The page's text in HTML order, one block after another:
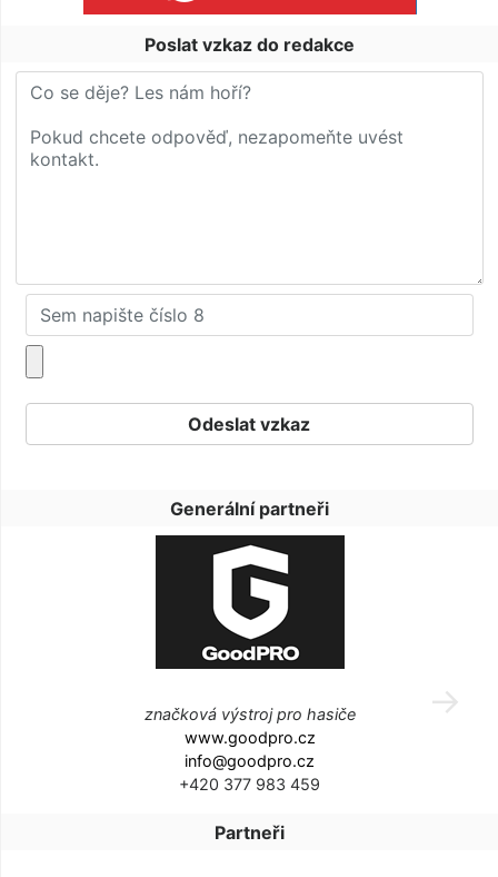
Poslat vzkaz do redakce
Generální partneři
značková výstroj pro hasiče
www.goodpro.cz
info@goodpro.cz
+420 377 983 459
Partneři